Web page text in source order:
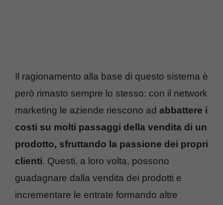
Il ragionamento alla base di questo sistema è
però rimasto sempre lo stesso: con il network
marketing le aziende riescono ad abbattere i
costi su molti passaggi della vendita di un
prodotto, sfruttando la passione dei propri
clienti. Questi, a loro volta, possono
guadagnare dalla vendita dei prodotti e
incrementare le entrate formando altre